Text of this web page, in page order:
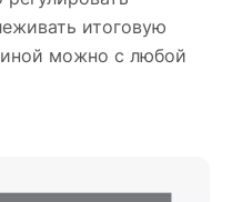
итоговую
можно с любой